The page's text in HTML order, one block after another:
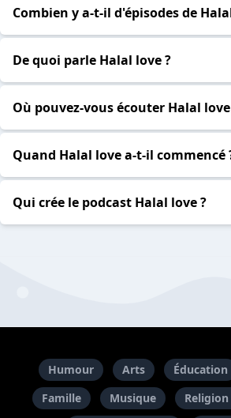
Combien y a-t-il d'épisodes de
De quoi parle Halal love ?
Où pouvez-vous écouter Halal
Quand Halal love a-t-il commencé
Qui crée le podcast Halal love ?
Humour Arts Éducation
Famille
Musique